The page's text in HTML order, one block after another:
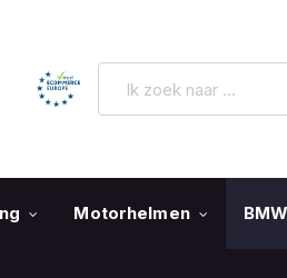
Motorhelmen